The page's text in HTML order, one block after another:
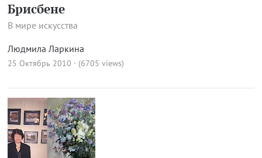
Брисбене
В мире искусства
Людмила Ларкина
25 Октябрь 2010 · (6705 views)